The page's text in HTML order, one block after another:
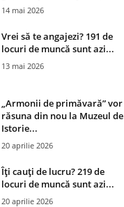
14 mai 2026
Vrei să te angajezi? 191 de
locuri de muncă sunt azi...
13 mai 2026
„Armonii de primăvară” vor
răsuna din nou la Muzeul de
Istorie...
20 aprilie 2026
Îți cauți de lucru? 219 de
locuri de muncă sunt azi...
20 aprilie 2026